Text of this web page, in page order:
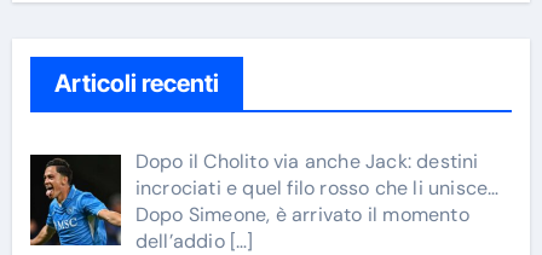
Articoli recenti
Dopo il Cholito via anche Jack: destini
incrociati e quel filo rosso che li unisce…
Dopo Simeone, è arrivato il momento
dell’addio […]